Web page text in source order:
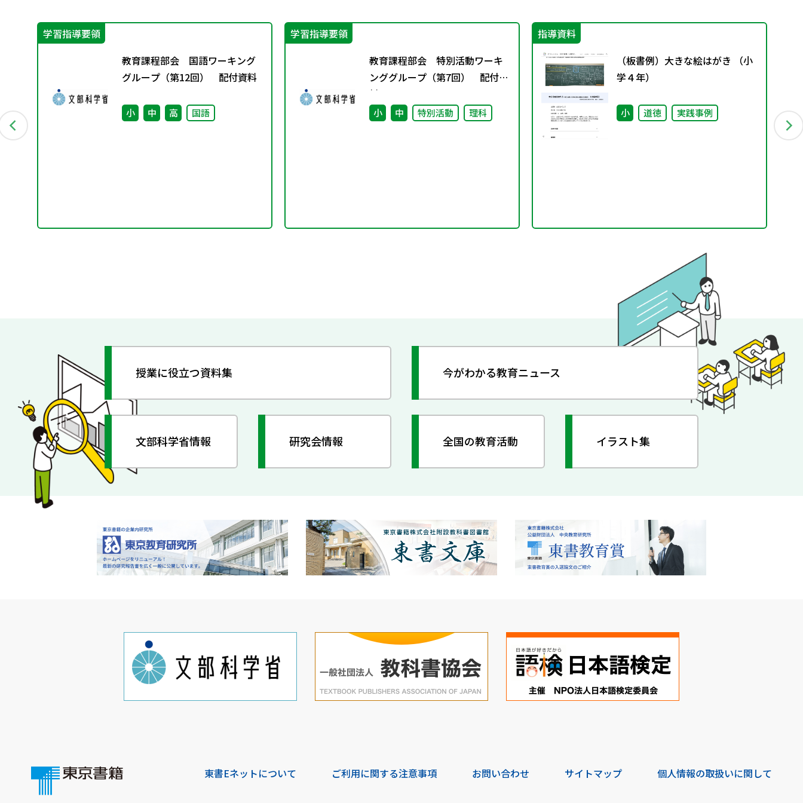
学習指導要領
教育課程部会 国語ワーキング
グループ（第12回） 配付資料
小 中 高 国語
学習指導要領
教育課程部会 特別活動ワーキ
ンググループ（第7回） 配付資
料
小 中 特別活動 理科
指導資料
（板書例）大きな絵はがき （小
学４年）
小 道徳 実践事例
授業に役立つ資料集 今がわかる教育ニュース
文部科学省情報 研究会情報 全国の教育活動 イラスト集
東書Eネットについて ご利用に関する注意事項 お問い合わせ サイトマップ 個人情報の取扱いに関して